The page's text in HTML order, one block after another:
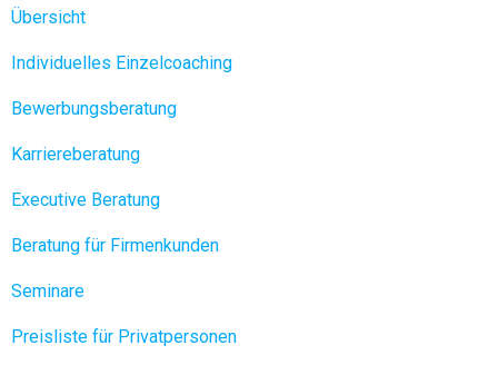
Übersicht
Individuelles Einzelcoaching
Bewerbungsberatung
Karriereberatung
Executive Beratung
Beratung für Firmenkunden
Seminare
Preisliste für Privatpersonen